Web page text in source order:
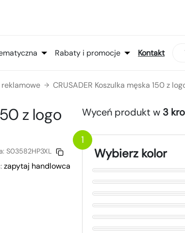
Rabaty i promocje Kontakt
reklamowe → CRUSADER Koszulka męska 150 z
z logo
S03582HP3XL
zapytaj handlowca
Wyceń produkt w 3
1
Wybierz kolor